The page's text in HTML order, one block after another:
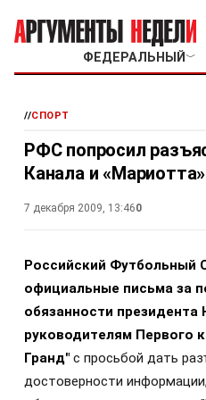
ФЕДЕРАЛЬНЫЙ ﹀
//СПОРТ
РФС попросил
Канала и «Мариотта»
7 декабря 2009, 13:460
Российский Футбольный
официальные письма за
обязанности
руководителям Первого
Гранд" с просьбой дать
достоверности